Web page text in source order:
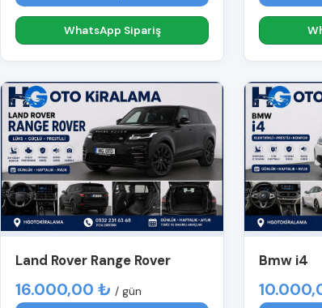
WhatsApp Sipariş
Land Rover Range Rover
16.000,00 ₺ / gün
Bmw i4